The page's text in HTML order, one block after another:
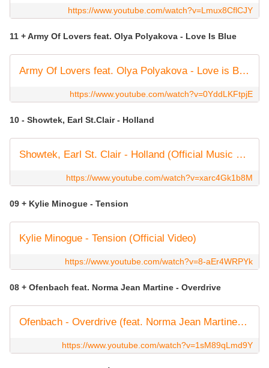
https://www.youtube.com/watch?v=Lmux8CflCJY
11 + Army Of Lovers feat. Olya Polyakova - Love Is Blue
Army Of Lovers feat. Olya Polyakova - Love is Blue (Live) 💙
https://www.youtube.com/watch?v=0YddLKFtpjE
10 - Showtek, Earl St.Clair - Holland
Showtek, Earl St. Clair - Holland (Official Music Video)
https://www.youtube.com/watch?v=xarc4Gk1b8M
09 + Kylie Minogue - Tension
Kylie Minogue - Tension (Official Video)
https://www.youtube.com/watch?v=8-aEr4WRPYk
08 + Ofenbach feat. Norma Jean Martine - Overdrive
Ofenbach - Overdrive (feat. Norma Jean Martine) [Official Audio]
https://www.youtube.com/watch?v=1sM89qLmd9Y